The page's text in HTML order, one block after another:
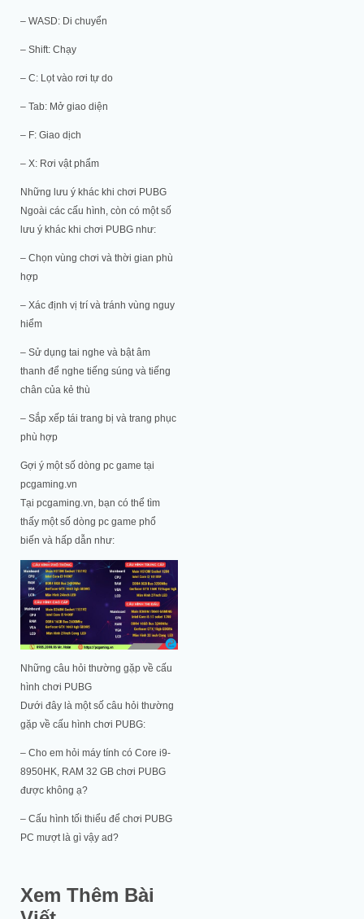
– WASD: Di chuyển
– Shift: Chạy
– C: Lọt vào rơi tự do
– Tab: Mở giao diện
– F: Giao dịch
– X: Rơi vật phẩm
Những lưu ý khác khi chơi PUBG
Ngoài các cấu hình, còn có một số
lưu ý khác khi chơi PUBG như:
– Chọn vùng chơi và thời gian phù
hợp
– Xác định vị trí và tránh vùng nguy
hiểm
– Sử dụng tai nghe và bật âm
thanh để nghe tiếng súng và tiếng
chân của kẻ thù
– Sắp xếp tái trang bị và trang phục
phù hợp
Gợi ý một số dòng pc game tại
pcgaming.vn
Tại pcgaming.vn, bạn có thể tìm
thấy một số dòng pc game phổ
biến và hấp dẫn như:
Những câu hỏi thường gặp về cấu
hình chơi PUBG
Dưới đây là một số câu hỏi thường
gặp về cấu hình chơi PUBG:
– Cho em hỏi máy tính có Core i9-
8950HK, RAM 32 GB chơi PUBG
được không ạ?
– Cấu hình tối thiểu để chơi PUBG
PC mượt là gì vậy ad?
Xem Thêm Bài